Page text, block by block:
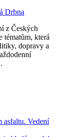
Drbna
z Českých
tématům, která
dopravy a
asfaltu. Vedení